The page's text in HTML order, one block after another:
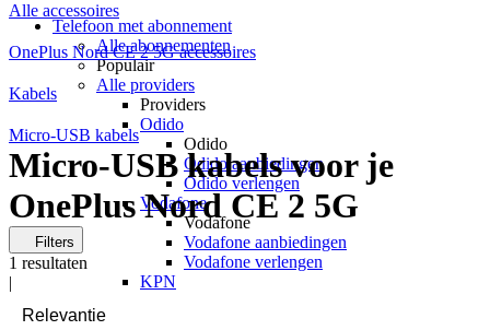
Telefoon met abonnement
Alle abonnementen
Populair
Alle providers
Providers
Odido
Odido
Odido aanbiedingen
Odido verlengen
Vodafone
Vodafone
Vodafone aanbiedingen
Vodafone verlengen
KPN
Alle accessoires
OnePlus Nord CE 2 5G accessoires
Kabels
Micro-USB kabels
Micro-USB kabels voor je
OnePlus Nord CE 2 5G
Filters
1 resultaten
|